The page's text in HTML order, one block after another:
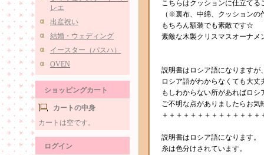
レエ
出産祝い
結婚・ウェディング
イースター（パスハ）
OVEN
ショッピングカート
カートの中身
カートは空です。
ログイン
こちらはクッションに仕立てる
（※裏布、中綿、クッション
もちろん額装でも素敵です☆
素敵な木製クリスマスオーナメ
説明書はロシア語になりますが
ロシア語がわからなくても大丈
もしわからない所があればロ
ご不明な点がありましたらお
＋＋＋＋＋＋＋＋＋＋＋＋＋
説明書はロシア語になります。
糸は色分けされています。